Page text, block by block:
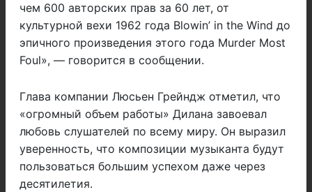
чем 600 авторских прав за 60 лет, от
культурной вехи 1962 года Blowin’ in the Wind до
эпичного произведения этого года Murder Most
Foul», — говорится в сообщении.
Глава компании Люсьен Грейндж отметил, что
«огромный объем работы» Дилана завоевал
любовь слушателей по всему миру. Он выразил
уверенность, что композиции музыканта будут
пользоваться большим успехом даже через
десятилетия.